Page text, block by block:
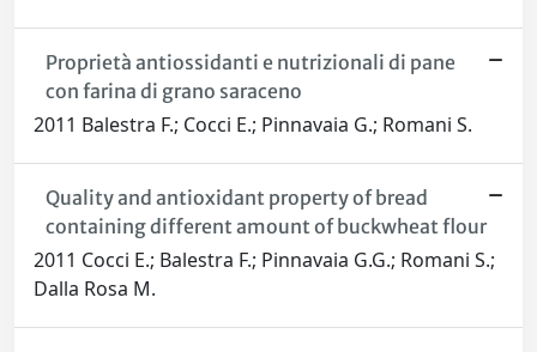
Proprietà antiossidanti e nutrizionali di pane
con farina di grano saraceno
2011 Balestra F.; Cocci E.; Pinnavaia G.; Romani S.
Quality and antioxidant property of bread
containing different amount of buckwheat flour
2011 Cocci E.; Balestra F.; Pinnavaia G.G.; Romani S.;
Dalla Rosa M.